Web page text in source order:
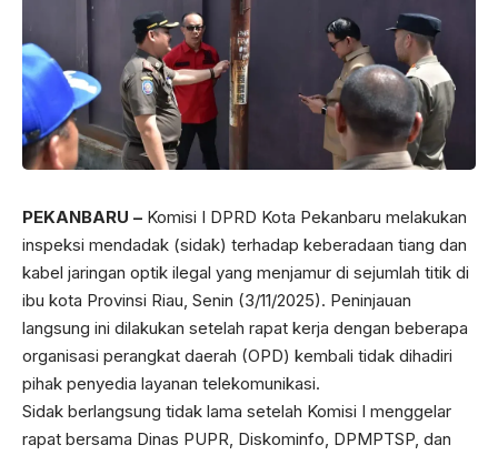
PEKANBARU – Komisi I DPRD Kota Pekanbaru melakukan
inspeksi mendadak (sidak) terhadap keberadaan tiang dan
kabel jaringan optik ilegal yang menjamur di sejumlah titik di
ibu kota Provinsi Riau, Senin (3/11/2025). Peninjauan
langsung ini dilakukan setelah rapat kerja dengan beberapa
organisasi perangkat daerah (OPD) kembali tidak dihadiri
pihak penyedia layanan telekomunikasi.
Sidak berlangsung tidak lama setelah Komisi I menggelar
rapat bersama Dinas PUPR, Diskominfo, DPMPTSP, dan